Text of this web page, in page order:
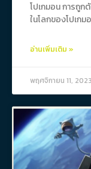
โปเกมอน การถู
ในโลกของโปเก
อ่านเพิ่มเติม »
พฤศจิกายน 11, 2023